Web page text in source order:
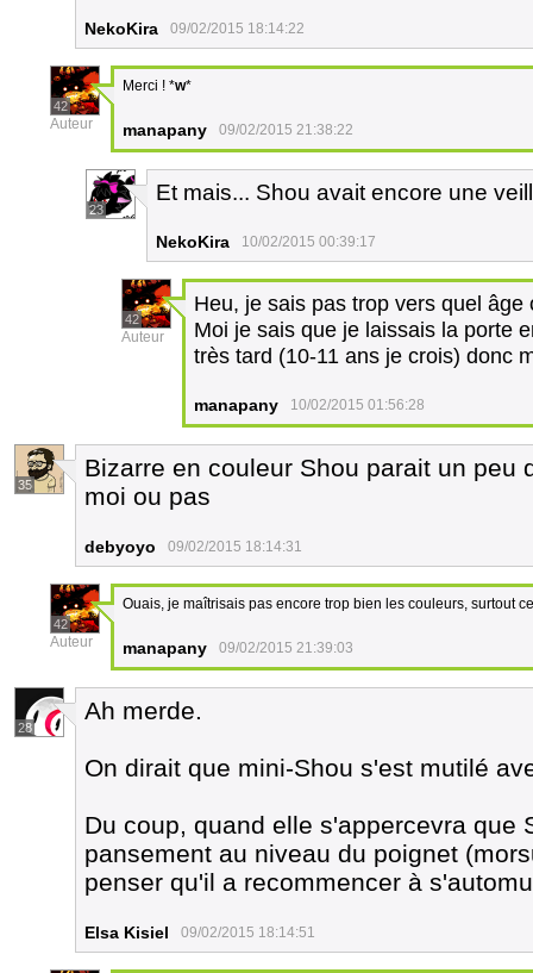
NekoKira 09/02/2015 18:14:22
42
Auteur
Merci ! *w*
manapany 09/02/2015 21:38:22
23
Et mais... Shou avait encore une
NekoKira 10/02/2015 00:39:17
42
Auteur
Heu, je sais pas trop vers quel âge
Moi je sais que je laissais la porte
très tard (10-11 ans je crois) donc
manapany 10/02/2015 01:56:28
35
Bizarre en couleur Shou parait un peu
moi ou pas
debyoyo 09/02/2015 18:14:31
42
Auteur
Ouais, je maîtrisais pas encore trop bien les couleurs, surtout
manapany 09/02/2015 21:39:03
28
Ah merde.
On dirait que mini-Shou s'est mutilé
Du coup, quand elle s'appercevra que
pansement au niveau du poignet
penser qu'il a recommencer à
Elsa Kisiel 09/02/2015 18:14:51